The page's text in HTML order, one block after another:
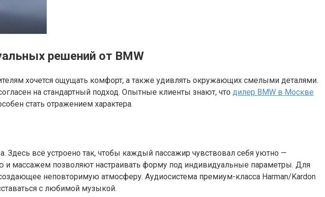
решений от BMW
хочется ощущать комфорт, а также удивлять окружающих смелыми деталями.
на стандартный подход. Опытные клиенты знают, что дилер BMW в Москве
стать отражением характера.
Здесь всё устроено так, чтобы каждый пассажир чувствовал себя уютно —
и массажем позволяют настраивать форму под индивидуальные параметры. Для
неповторимую атмосферу. Аудиосистема премиум-класса Harman/Kardon
с любимой музыкой.